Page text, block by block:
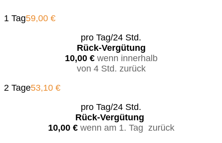
1 Tag59,00 €
pro Tag/24 Std.
Rück-Vergütung
10,00 € wenn innerhalb
von 4 Std. zurück
2 Tage53,10 €
pro Tag/24 Std.
Rück-Vergütung
10,00 € wenn am 1. Tag zurück